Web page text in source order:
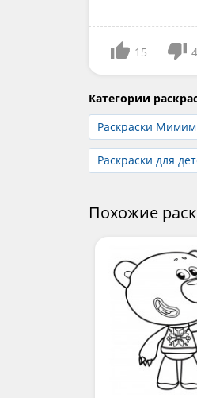
15 4
Категории
Раскраски
Раскраски для
Похожие